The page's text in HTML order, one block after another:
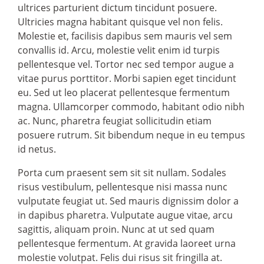
ultrices parturient dictum tincidunt posuere.
Ultricies magna habitant quisque vel non felis.
Molestie et, facilisis dapibus sem mauris vel sem
convallis id. Arcu, molestie velit enim id turpis
pellentesque vel. Tortor nec sed tempor augue a
vitae purus porttitor. Morbi sapien eget tincidunt
eu. Sed ut leo placerat pellentesque fermentum
magna. Ullamcorper commodo, habitant odio nibh
ac. Nunc, pharetra feugiat sollicitudin etiam
posuere rutrum. Sit bibendum neque in eu tempus
id netus.
Porta cum praesent sem sit sit nullam. Sodales
risus vestibulum, pellentesque nisi massa nunc
vulputate feugiat ut. Sed mauris dignissim dolor a
in dapibus pharetra. Vulputate augue vitae, arcu
sagittis, aliquam proin. Nunc at ut sed quam
pellentesque fermentum. At gravida laoreet urna
molestie volutpat. Felis dui risus sit fringilla at.